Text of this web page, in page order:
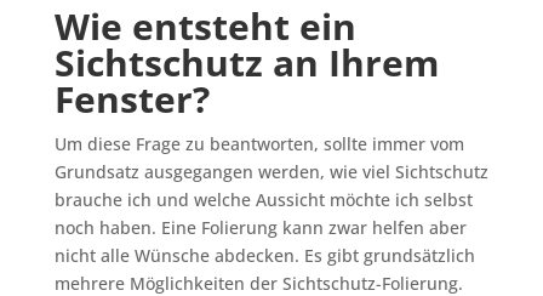
Wie entsteht ein
Sichtschutz an Ihrem
Fenster?
Um diese Frage zu beantworten, sollte immer vom
Grundsatz ausgegangen werden, wie viel Sichtschutz
brauche ich und welche Aussicht möchte ich selbst
noch haben. Eine Folierung kann zwar helfen aber
nicht alle Wünsche abdecken. Es gibt grundsätzlich
mehrere Möglichkeiten der Sichtschutz-Folierung.